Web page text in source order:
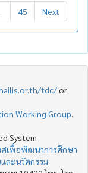
45 Next
tdc/or
Working Group
System
ศเพื่อพัฒนาการศึกษา
ละนวัตกรรม